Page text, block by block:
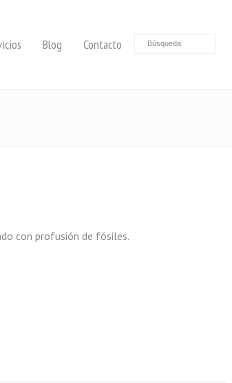
Blog Contacto
con profusión de fósiles.